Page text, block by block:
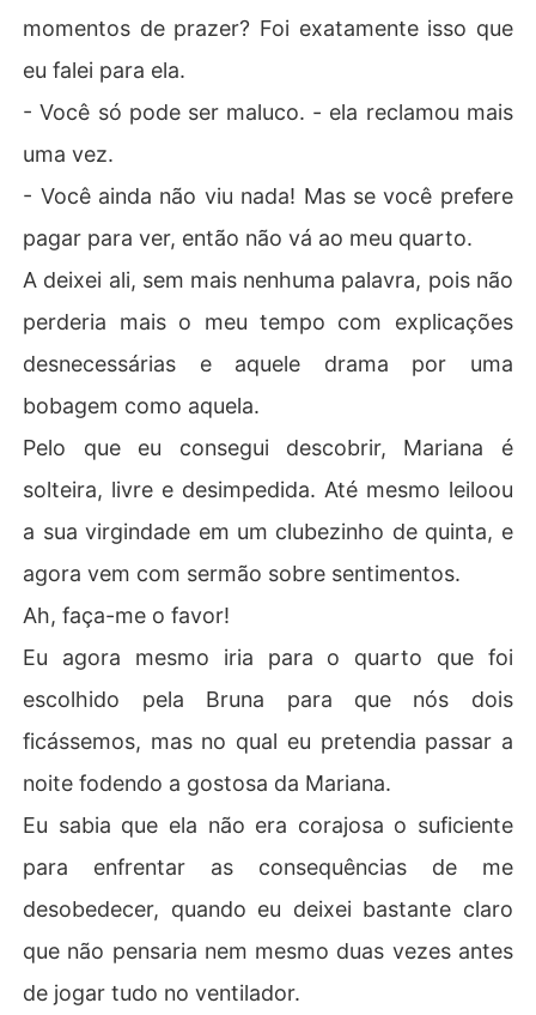
momentos de prazer? Foi exatamente isso que
eu falei para ela.
- Você só pode ser maluco. - ela reclamou mais
uma vez.
- Você ainda não viu nada! Mas se você prefere
pagar para ver, então não vá ao meu quarto.
A deixei ali, sem mais nenhuma palavra, pois não
perderia mais o meu tempo com explicações
desnecessárias e aquele drama por uma
bobagem como aquela.
Pelo que eu consegui descobrir, Mariana é
solteira, livre e desimpedida. Até mesmo leiloou
a sua virgindade em um clubezinho de quinta, e
agora vem com sermão sobre sentimentos.
Ah, faça-me o favor!
Eu agora mesmo iria para o quarto que foi
escolhido pela Bruna para que nós dois
ficássemos, mas no qual eu pretendia passar a
noite fodendo a gostosa da Mariana.
Eu sabia que ela não era corajosa o suficiente
para enfrentar as consequências de me
desobedecer, quando eu deixei bastante claro
que não pensaria nem mesmo duas vezes antes
de jogar tudo no ventilador.